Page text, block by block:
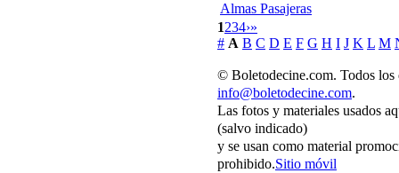
Almas Pasajeras
1234›»
# A B C D E F G H I J K L M
© Boletodecine.com. Todos los
info@boletodecine.com.
Las fotos y materiales usados
(salvo indicado)
y se usan como material
prohibido.Sitio móvil